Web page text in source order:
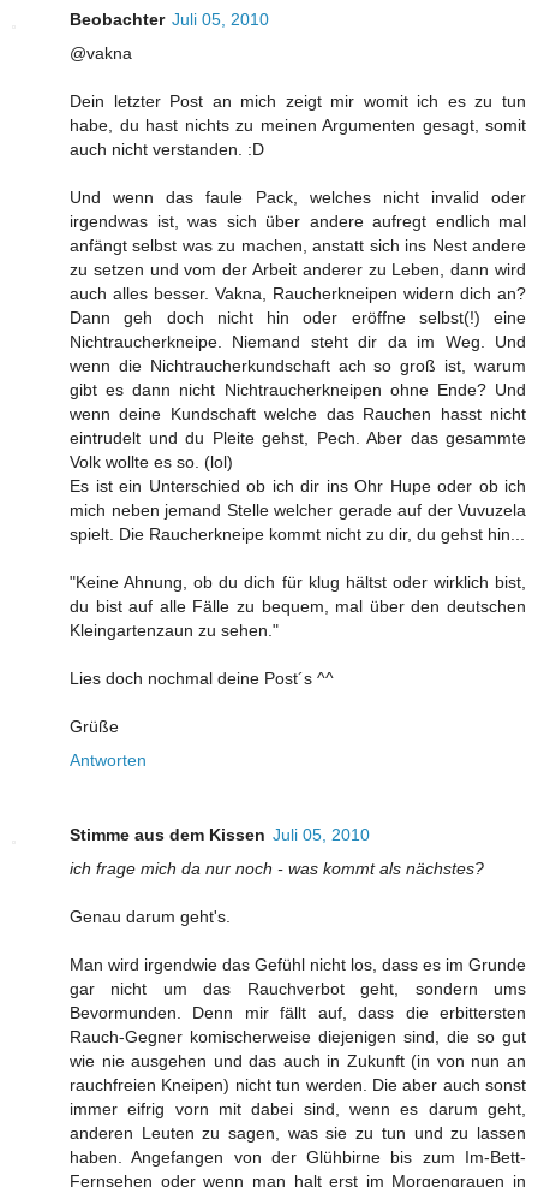
Beobachter Juli 05, 2010
@vakna
Dein letzter Post an mich zeigt mir womit ich es zu tun
habe, du hast nichts zu meinen Argumenten gesagt, somit
auch nicht verstanden. :D
Und wenn das faule Pack, welches nicht invalid oder
irgendwas ist, was sich über andere aufregt endlich mal
anfängt selbst was zu machen, anstatt sich ins Nest andere
zu setzen und vom der Arbeit anderer zu Leben, dann wird
auch alles besser. Vakna, Raucherkneipen widern dich an?
Dann geh doch nicht hin oder eröffne selbst(!) eine
Nichtraucherkneipe. Niemand steht dir da im Weg. Und
wenn die Nichtraucherkundschaft ach so groß ist, warum
gibt es dann nicht Nichtraucherkneipen ohne Ende? Und
wenn deine Kundschaft welche das Rauchen hasst nicht
eintrudelt und du Pleite gehst, Pech. Aber das gesammte
Volk wollte es so. (lol)
Es ist ein Unterschied ob ich dir ins Ohr Hupe oder ob ich
mich neben jemand Stelle welcher gerade auf der Vuvuzela
spielt. Die Raucherkneipe kommt nicht zu dir, du gehst hin...
"Keine Ahnung, ob du dich für klug hältst oder wirklich bist,
du bist auf alle Fälle zu bequem, mal über den deutschen
Kleingartenzaun zu sehen."
Lies doch nochmal deine Post´s ^^
Grüße
Antworten
Stimme aus dem Kissen Juli 05, 2010
ich frage mich da nur noch - was kommt als nächstes?
Genau darum geht's.
Man wird irgendwie das Gefühl nicht los, dass es im Grunde
gar nicht um das Rauchverbot geht, sondern ums
Bevormunden. Denn mir fällt auf, dass die erbittersten
Rauch-Gegner komischerweise diejenigen sind, die so gut
wie nie ausgehen und das auch in Zukunft (in von nun an
rauchfreien Kneipen) nicht tun werden. Die aber auch sonst
immer eifrig vorn mit dabei sind, wenn es darum geht,
anderen Leuten zu sagen, was sie zu tun und zu lassen
haben. Angefangen von der Glühbirne bis zum Im-Bett-
Fernsehen oder wenn man halt erst im Morgengrauen in